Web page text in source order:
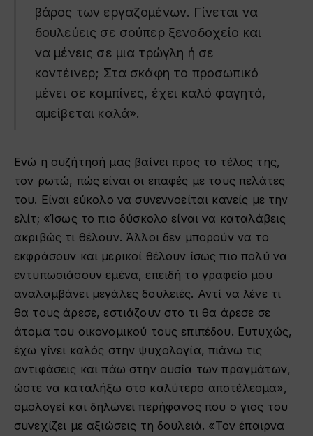
βάρος των εργαζομένων. Γίνεται να
δουλεύεις σε σούπερ ξενοδοχείο και
να μένεις σε μια τρώγλη ή σε
κοντέινερ; Στα σκάφη το προσωπικό
μένει σε καμπίνες, έχει καλό φαγητό,
αμείβεται καλά».
Ενώ η συζήτησή μας βαίνει προς το τέλος της,
τον ρωτώ, πώς είναι οι επαφές με τους πελάτες
του. Είναι εύκολο να συνεννοείται κανείς με την
ελίτ; «Ίσως το πιο δύσκολο είναι να καταλάβεις
ακριβώς τι θέλουν. Άλλοι δεν μπορούν να το
εκφράσουν και μερικοί θέλουν ίσως πιο πολύ να
εντυπωσιάσουν εμένα, επειδή το γραφείο μου
αναλαμβάνει μεγάλες δουλειές. Αντί να λένε τι
θα τους άρεσε, εστιάζουν στο τι θα άρεσε σε
άτομα του οικονομικού τους επιπέδου. Ευτυχώς,
έχω γίνει καλός στην ψυχολογία, πιάνω τις
αντιφάσεις και πάω στην ουσία των πραγμάτων,
ώστε να καταλήξω στο καλύτερο αποτέλεσμα»,
ομολογεί και δηλώνει περήφανος που ο γιος του
συνεχίζει με αξιώσεις τη δουλειά. «Τον έπαιρνα